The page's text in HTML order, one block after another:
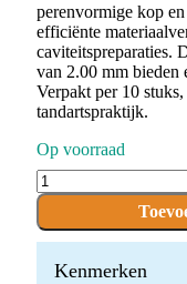
perenvormige kop
efficiënte
caviteitspreparaties.
van 2.00 mm bieden
Verpakt per 10
tandartspraktijk.
Op voorraad
D.822.012.G.FG
x
Boren
quantity
Kenmerken